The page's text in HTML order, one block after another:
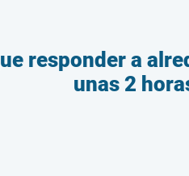
responder a
unas 2